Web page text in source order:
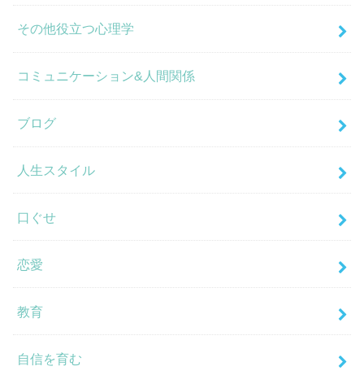
その他役立つ心理学
コミュニケーション&人間関係
ブログ
人生スタイル
口ぐせ
恋愛
教育
自信を育む